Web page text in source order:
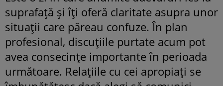
suprafață și îți oferă claritate asupra unor
situații care păreau confuze. În plan
profesional, discuțiile purtate acum pot
avea consecințe importante în perioada
următoare. Relațiile cu cei apropiați se